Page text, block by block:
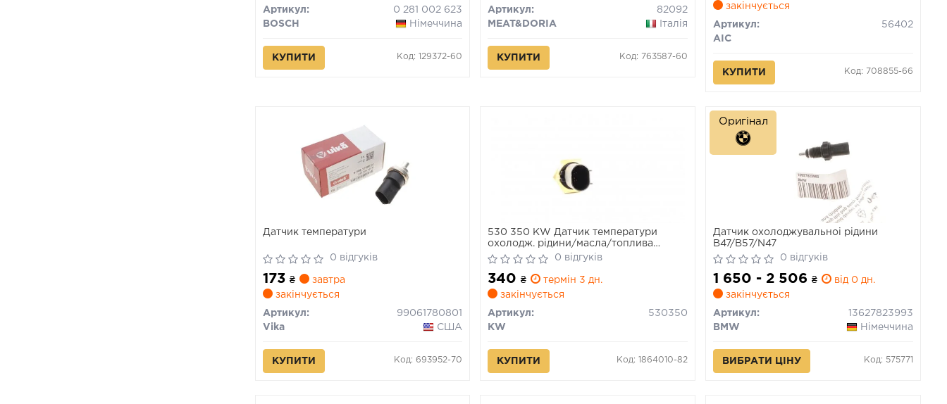
Артикул:
0 281 002 623
BOSCH
Німеччина
КУПИТИ Код: 129372-60
Артикул:
82092
MEAT&DORIA
Італія
КУПИТИ Код: 763587-60
закінчується
Артикул:
56402
AIC
КУПИТИ Код: 708855-66
Датчик температури
0 відгуків
173 ₴
завтра
закінчується
Артикул:
99061780801
Vika
США
КУПИТИ Код: 693952-70
530 350 KW Датчик температури
охолодж. рідини/масла/топлива
(аналог EPS 1.830.350/Facet 7.3350)
0 відгуків
340₴
термін 3 дн.
закінчується
Артикул:
530350
KW
КУПИТИ Код: 1864010-82
Датчик охолоджувальноі рідини
B47/B57/N47
0 відгуків
1 650 - 2 506₴
від 0 дн.
закінчується
Артикул:
13627823993
BMW
Німеччина
ВИБРАТИ ЦІНУ Код: 575771
Оригінал